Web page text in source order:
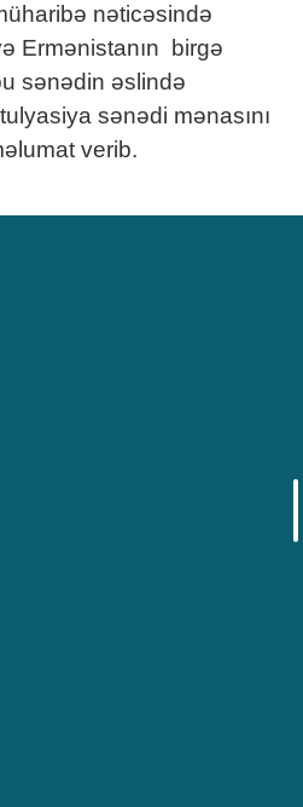
nəticəsində
Ermənistanın birgə
sənədin əslində
sənədi mənasını
verib.